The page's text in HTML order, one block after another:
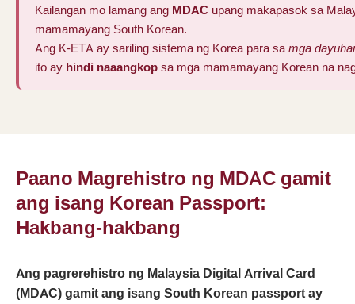
Kailangan mo lamang ang MDAC upang makapasok sa
mamamayang South Korean.
Ang K-ETA ay sariling sistema ng Korea para samga
ito ay hindi naaangkop sa mga mamamayang Korean na
Paano Magrehistro ng MDAC gamit
ang isang Korean Passport:
Hakbang-hakbang
Ang pagrerehistro ng Malaysia Digital Arrival Card
(MDAC) gamit ang isang South Korean passport ay